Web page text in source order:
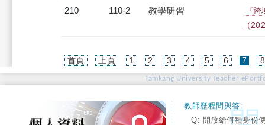
210 110-2 教學研習
『
（
首頁 上頁 1 2 3 4 5 6 7 8
Tamkang University Teacher
教師歷程問與答:
Q: 開放給何種身份